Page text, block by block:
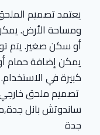
يعتمد تصميم
ومساحة الأرض.
أو سكن صغير. يتم
يمكن إضافة حمام
كبيرة في الاستخدام.
تصميم ملحق
ساندوتش بانل
جدة